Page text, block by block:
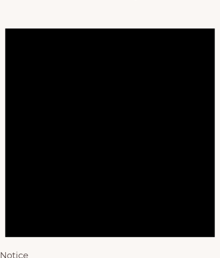
Notice